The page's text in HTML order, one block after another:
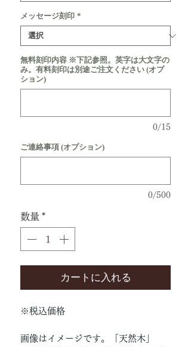
メッセージ刻印 *
無料刻印内容 ※下記参照。英字は大文字の
み。有料刻印は別途ご注文ください (オプ
ション)
0/15
ご連絡事項 (オプション)
0/500
数量 *
カートに入れる
※税込価格
画像はイメージです。「天然木」